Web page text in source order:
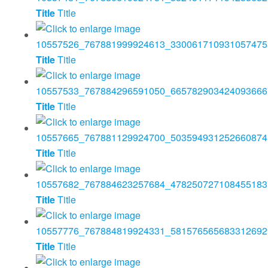
TitleTitle
TitleTitle
TitleTitle
TitleTitle
TitleTitle
TitleTitle